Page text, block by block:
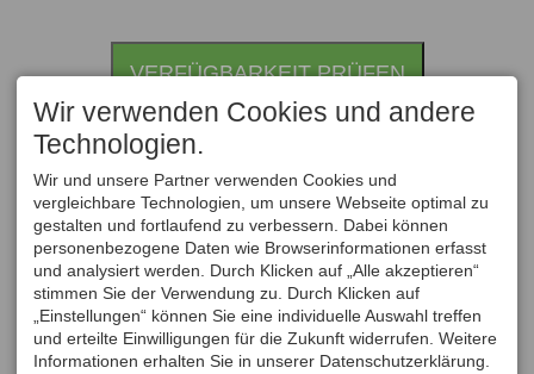
and
select
a
date.
Press
the
question
mark
key
to
get
the
and
select
a
the
question
mark
key
to
get
the
VERFÜGBARKEIT PRÜFEN
Wir verwenden Cookies und andere
Technologien.
Wir und unsere Partner verwenden Cookies und
vergleichbare Technologien, um unsere Webseite optimal zu
gestalten und fortlaufend zu verbessern. Dabei können
personenbezogene Daten wie Browserinformationen erfasst
und analysiert werden. Durch Klicken auf „Alle akzeptieren“
stimmen Sie der Verwendung zu. Durch Klicken auf
„Einstellungen“ können Sie eine individuelle Auswahl treffen
und erteilte Einwilligungen für die Zukunft widerrufen. Weitere
Informationen erhalten Sie in unserer Datenschutzerklärung.